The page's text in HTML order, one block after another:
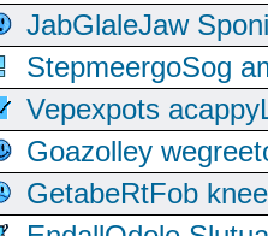
JabGlaleJaw
StepmeergoSog
Vepexpots
Goazolley
GetabeRtFob